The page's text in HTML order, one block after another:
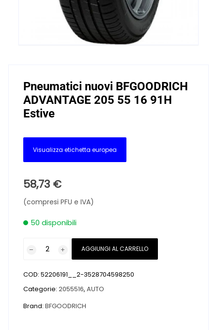
Pneumatici nuovi BFGOODRICH
ADVANTAGE 205 55 16 91H
Estive
Visualizza etichetta europea
58,73 €
(compresi PFU e IVA)
50 disponibili
ADVANTAGE
205
AGGIUNGI AL CARRELLO
COD:52206191__2-3528704598250
Categorie:2055516,AUTO
Brand:BFGOODRICH